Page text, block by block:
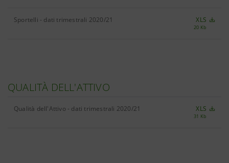
Sportelli - dati trimestrali 2020/21 XLS
20 Kb
QUALITÀ DELL'ATTIVO
Qualità dell'Attivo - dati trimestrali 2020/21 XLS
31 Kb